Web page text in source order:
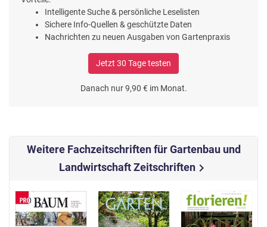
Intelligente Suche & persönliche Leselisten
Sichere Info-Quellen & geschützte Daten
Nachrichten zu neuen Ausgaben von Gartenpraxis
Jetzt 30 Tage testen
Danach nur 9,90 € im Monat.
Weitere Fachzeitschriften für Gartenbau und
Landwirtschaft Zeitschriftenchevron_right